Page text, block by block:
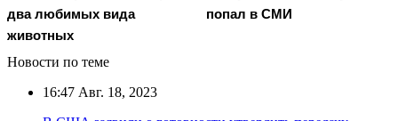
два любимых вида
животных
попал в СМИ
Новости по теме
16:47 Авг. 18, 2023